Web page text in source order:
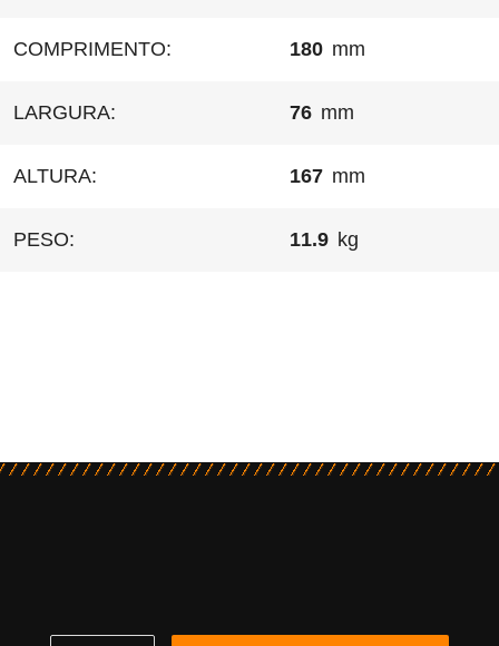
COMPRIMENTO: 180 mm
LARGURA: 76 mm
ALTURA: 167 mm
PESO: 11.9 kg